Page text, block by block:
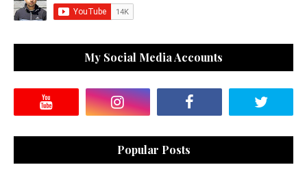
My Social Media Accounts
Popular Posts